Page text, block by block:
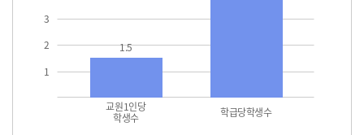
1
2
3
교원1인당
학생수 학급당학생수
1.5